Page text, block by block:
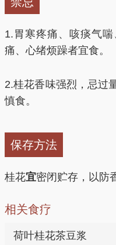
1.胃寒疼痛、咳痰气
痛、心绪烦躁者宜食。
2.桂花香味强烈，忌过
慎食。
保存方法
桂花宜密闭贮存，以防
相关食疗
荷叶桂花茶豆浆